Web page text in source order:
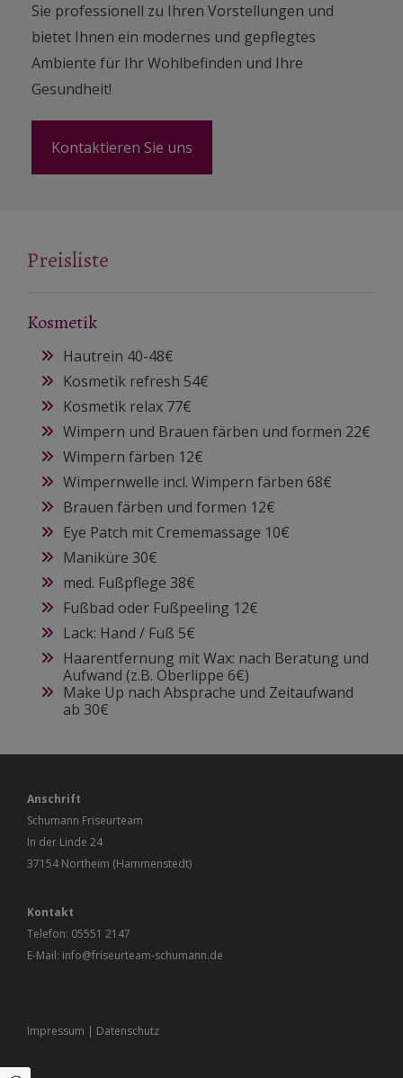
Sie professionell zu Ihren Vorstellungen und
bietet Ihnen ein modernes und gepflegtes
Ambiente für Ihr Wohlbefinden und Ihre
Gesundheit!
Kontaktieren Sie uns
Preisliste
Kosmetik
Hautrein 40-48€
Kosmetik refresh 54€
Kosmetik relax 77€
Wimpern und Brauen färben und formen 22€
Wimpern färben 12€
Wimpernwelle incl. Wimpern färben 68€
Brauen färben und formen 12€
Eye Patch mit Crememassage 10€
Maniküre 30€
med. Fußpflege 38€
Fußbad oder Fußpeeling 12€
Lack: Hand / Fuß 5€
Haarentfernung mit Wax: nach Beratung und
Aufwand (z.B. Oberlippe 6€)
Make Up nach Absprache und Zeitaufwand
ab 30€
Anschrift
Schumann Friseurteam
In der Linde 24
37154 Northeim (Hammenstedt)
Kontakt
Telefon: 05551 2147
E-Mail: info@friseurteam-schumann.de
Impressum | Datenschutz